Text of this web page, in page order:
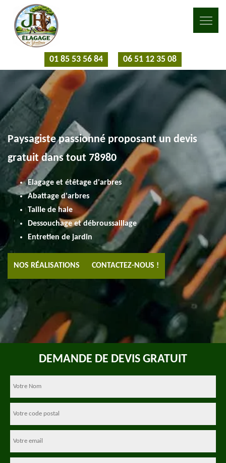
01 85 53 56 84 06 51 12 35 08
Paysagiste passionné proposant un devis
gratuit dans tout 78980
Elagage et étêtage d'arbres
Abattage d'arbres
Taille de haie
Dessouchage et débroussaillage
Entretien de jardin
NOS RÉALISATIONS CONTACTEZ-NOUS !
DEMANDE DE DEVIS GRATUIT